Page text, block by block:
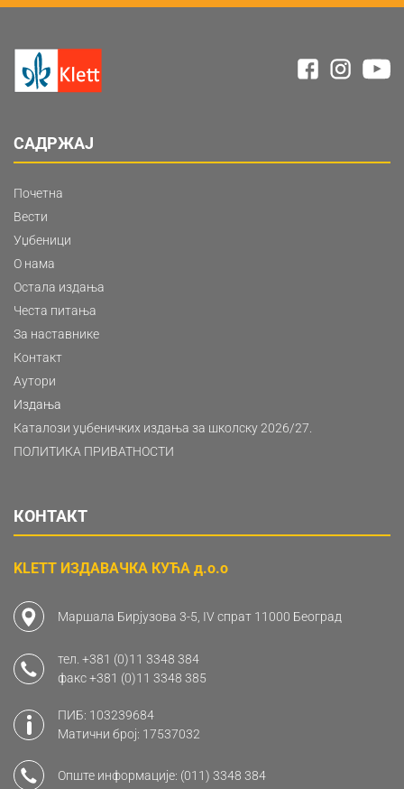
САДРЖАЈ
Почетна
Вести
Уџбеници
О нама
Остала издања
Честа питања
За наставнике
Контакт
Аутори
Издања
Каталози уџбеничких издања за школску 2026/27.
ПОЛИТИКА ПРИВАТНОСТИ
КОНТАКТ
KLETT ИЗДАВАЧКА КУЋА д.о.о
Маршала Бирјузова 3-5, IV спрат 11000 Београд
тел. +381 (0)11 3348 384
факс+381 (0)11 3348 385
ПИБ: 103239684
Матични број: 17537032
Опште информације: (011) 3348 384